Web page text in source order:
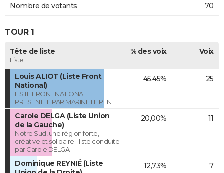
Nombre de votants 70
TOUR 1
Tête de liste
Liste
% des voix Voix
Louis ALIOT (Liste Front
National)
LISTE FRONT NATIONAL
PRESENTEE PAR MARINE LE PEN
45,45% 25
Carole DELGA (Liste Union
de la Gauche)
Notre Sud, une région forte,
créative et solidaire - liste conduite
par Carole DELGA
20,00% 11
Dominique REYNIÉ (Liste
12,73% 7